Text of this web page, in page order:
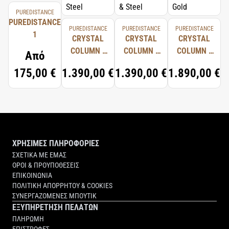
PUREDISTANCE
PUREDISTANCE
1
Από
175,00 €
PUREDISTANCE
CRYSTAL
COLUMN -
STEEL
1.390,00 €
PUREDISTANCE
CRYSTAL
COLUMN -
CRYSTAL &
STEEL
1.390,00 €
PUREDISTANCE
CRYSTAL
COLUMN -
GOLD
1.890,00 €
ΧΡΗΣΙΜΕΣ ΠΛΗΡΟΦΟΡΙΕΣ
ΣΧΕΤΙΚΑ ΜΕ ΕΜΑΣ
ΟΡΟΙ & ΠΡΟΥΠΟΘΕΣΕΙΣ
ΕΠΙΚΟΙΝΩΝΙΑ
ΠΟΛΙΤΙΚΗ ΑΠΟΡΡΗΤΟΥ & COOKIES
ΣΥΝΕΡΓΑΖΟΜΕΝΕΣ ΜΠΟΥΤΙΚ
ΕΞΥΠΗΡΕΤΗΣΗ ΠΕΛΑΤΩΝ
ΠΛΗΡΩΜΗ